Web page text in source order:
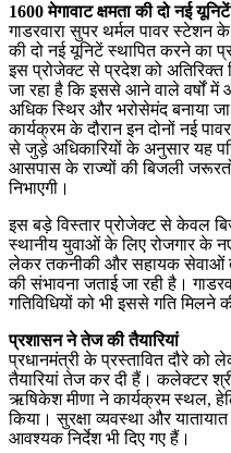
1600 मेगावाट क्षमता की दो नई यूनिटें
गाडरवारा सुपर थर्मल पावर स्टेशन
की दो नई यूनिटें स्थापित करने का
इस प्रोजेक्ट से प्रदेश को अतिरिक्त
जा रहा है कि इससे आने वाले वर्षों में
अधिक स्थिर और भरोसेमंद बनाया
कार्यक्रम के दौरान इन दोनों नई
से जुड़े अधिकारियों के अनुसार यह
आसपास के राज्यों की बिजली
निभाएगी।
इस बड़े विस्तार प्रोजेक्ट से केवल
स्थानीय युवाओं के लिए रोजगार के
लेकर तकनीकी और सहायक सेवाओं
की संभावना जताई जा रही है।
गतिविधियों को भी इससे गति मिलने
प्रशासन ने तेज की तैयारियां
प्रधानमंत्री के प्रस्तावित दौरे को
तैयारियां तेज कर दी हैं। कलेक्टर
ऋषिकेश मीणा ने कार्यक्रम स्थल,
किया। सुरक्षा व्यवस्था और
आवश्यक निर्देश भी दिए गए हैं।